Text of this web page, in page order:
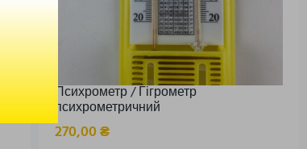
Психрометр / Гігрометр
психрометричний
270,00₴